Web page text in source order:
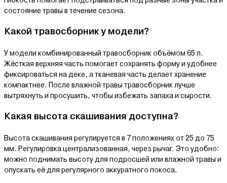
состояние травы в течение сезона.
Какой травосборник у модели?
У модели комбинированный травосборник объёмом 65 л.
Жёсткая верхняя часть помогает сохранять форму и удобнее
фиксироваться на деке, а тканевая часть делает хранение
компактнее. После влажной травы травосборник лучше
вытряхнуть и просушить, чтобы избежать запаха и сырости.
Какая высота скашивания доступна?
Высота скашивания регулируется в 7 положениях от 25 до 75
мм. Регулировка централизованная, через рычаг. Это удобно:
можно поднимать высоту для подросшей или влажной травы и
опускать её для регулярного аккуратного покоса.